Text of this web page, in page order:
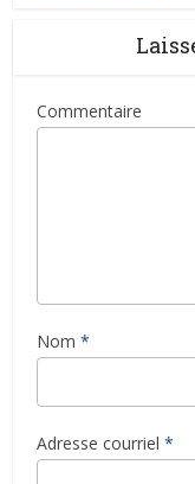
Commentaire
Nom *
Adresse courriel *